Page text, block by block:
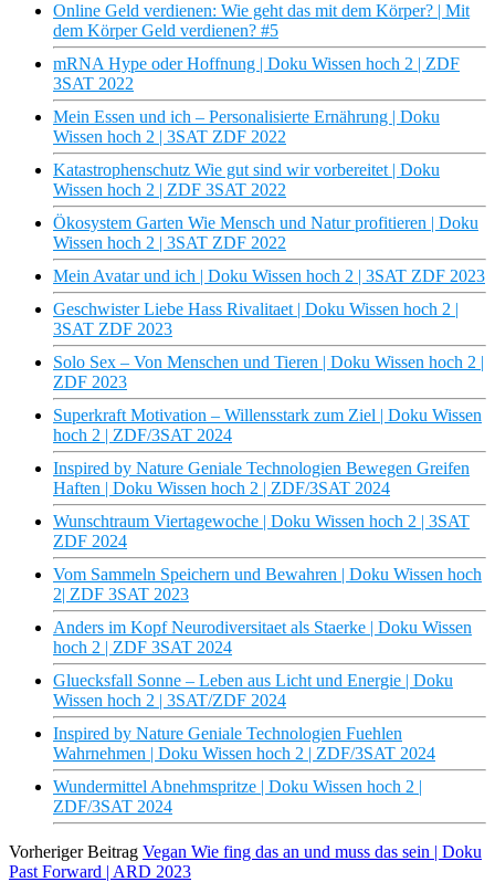
Online Geld verdienen: Wie geht das mit dem Körper? | Mit
dem Körper Geld verdienen? #5
mRNA Hype oder Hoffnung | Doku Wissen hoch 2 | ZDF
3SAT 2022
Mein Essen und ich – Personalisierte Ernährung | Doku
Wissen hoch 2 | 3SAT ZDF 2022
Katastrophenschutz Wie gut sind wir vorbereitet | Doku
Wissen hoch 2 | ZDF 3SAT 2022
Ökosystem Garten Wie Mensch und Natur profitieren | Doku
Wissen hoch 2 | 3SAT ZDF 2022
Mein Avatar und ich | Doku Wissen hoch 2 | 3SAT ZDF 2023
Geschwister Liebe Hass Rivalitaet | Doku Wissen hoch 2 |
3SAT ZDF 2023
Solo Sex – Von Menschen und Tieren | Doku Wissen hoch 2 |
ZDF 2023
Superkraft Motivation – Willensstark zum Ziel | Doku Wissen
hoch 2 | ZDF/3SAT 2024
Inspired by Nature Geniale Technologien Bewegen Greifen
Haften | Doku Wissen hoch 2 | ZDF/3SAT 2024
Wunschtraum Viertagewoche | Doku Wissen hoch 2 | 3SAT
ZDF 2024
Vom Sammeln Speichern und Bewahren | Doku Wissen hoch
2| ZDF 3SAT 2023
Anders im Kopf Neurodiversitaet als Staerke | Doku Wissen
hoch 2 | ZDF 3SAT 2024
Gluecksfall Sonne – Leben aus Licht und Energie | Doku
Wissen hoch 2 | 3SAT/ZDF 2024
Inspired by Nature Geniale Technologien Fuehlen
Wahrnehmen | Doku Wissen hoch 2 | ZDF/3SAT 2024
Wundermittel Abnehmspritze | Doku Wissen hoch 2 |
ZDF/3SAT 2024
Vorheriger Beitrag Vegan Wie fing das an und muss das sein | Doku
Past Forward | ARD 2023